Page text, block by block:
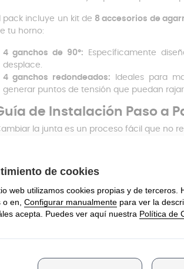
pack incluye un kit de 8 accesorios de
tu horno:
4 ganchos de 90°: Específicamente
desplace.
4 ganchos redondeados: Ideales para
generar puntos de tensión que puedan rajar
de Instalación Paso a
la junta es un proceso fácil que no
Libera los ganchos de la junta
Toma la medida de la
ligeramente más corta (según la tabla de
Corte:Realiza los cortes de los
precisas.
Montaje:Inserta los ganchos (90º o
a sus medidas universales, esta